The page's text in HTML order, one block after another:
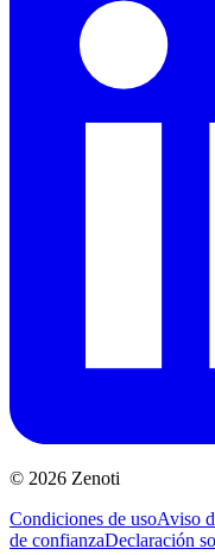
© 2026 Zenoti
Condiciones de usoAviso
de confianzaDeclaración